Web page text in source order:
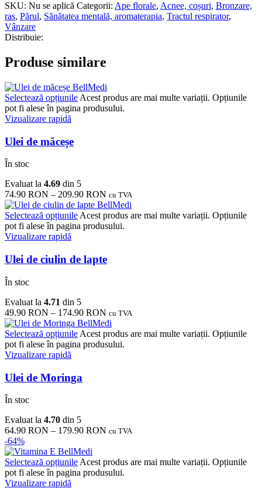
SKU: Nu se aplică Categorii: Ape florale, Acnee, coșuri, Bronzare,
ras, Părul, Sănătatea mentală, aromaterapia, Tractul respirator,
Vânzare
Distribuie:
Produse similare
Selectează opțiunile Acest produs are mai multe variații. Opțiunile
pot fi alese în pagina produsului.
Vizualizare rapidă
Ulei de măceșe
În stoc
Evaluat la 4.69 din 5
74.90 RON – 209.90 RON cu TVA
Selectează opțiunileAcest produs are mai multe variații. Opțiunile
pot fi alese în pagina produsului.
Vizualizare rapidă
Ulei de ciulin de lapte
În stoc
Evaluat la 4.71 din 5
49.90 RON – 174.90 RON cu TVA
Selectează opțiunile Acest produs are mai multe variații. Opțiunile
pot fi alese în pagina produsului.
Vizualizare rapidă
Ulei de Moringa
În stoc
Evaluat la 4.70 din 5
64.90 RON – 179.90 RON cu TVA
-64%
Selectează opțiunile Acest produs are mai multe variații. Opțiunile
pot fi alese în pagina produsului.
Vizualizare rapidă